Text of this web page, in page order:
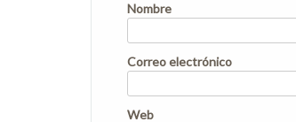
Nombre
Correo electrónico
Web